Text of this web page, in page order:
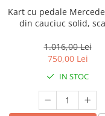
Kart cu pedale Mercedes,
din cauciuc solid,
alb
1.016,00 Lei
750,00 Lei
IN STOC